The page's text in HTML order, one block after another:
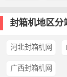
封箱机地区分
河北封箱机网
广西封箱机网